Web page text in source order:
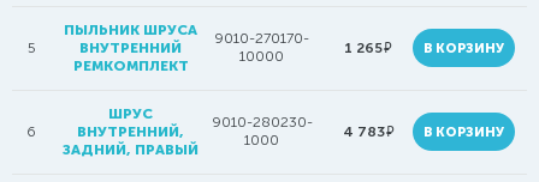
5
ПЫЛЬНИК ШРУСА
ВНУТРЕННИЙ
РЕМКОМПЛЕКТ
9010-270170-
10000
1 265руб. В КОРЗИНУ
6
ШРУС
ВНУТРЕННИЙ,
ЗАДНИЙ, ПРАВЫЙ
9010-280230-
1000
4 783руб. В КОРЗИНУ